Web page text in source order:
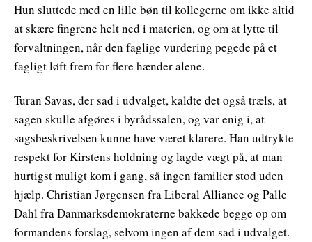
Hun sluttede med en lille bøn til kollegerne om ikke altid
at skære fingrene helt ned i materien, og om at lytte til
forvaltningen, når den faglige vurdering pegede på et
fagligt løft frem for flere hænder alene.
Turan Savas, der sad i udvalget, kaldte det også træls, at
sagen skulle afgøres i byrådssalen, og var enig i, at
sagsbeskrivelsen kunne have været klarere. Han udtrykte
respekt for Kirstens holdning og lagde vægt på, at man
hurtigst muligt kom i gang, så ingen familier stod uden
hjælp. Christian Jørgensen fra Liberal Alliance og Palle
Dahl fra Danmarksdemokraterne bakkede begge op om
formandens forslag, selvom ingen af dem sad i udvalget.